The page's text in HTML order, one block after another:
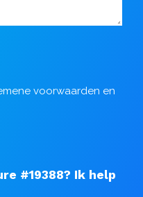
voorwaarden en
#19388? Ik help